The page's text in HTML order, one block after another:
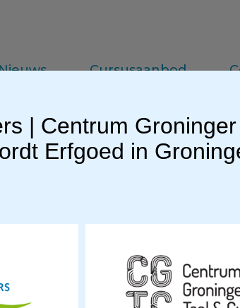
Cursusaanbod
Praktijkkennis
| Centrum Groninger
Erfgoed in